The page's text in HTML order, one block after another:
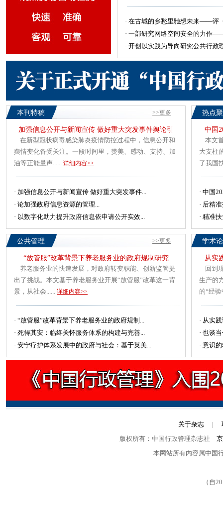
· 在古城的乡愁里驰想未来——评
· 一部研究网络空间安全的力作
· 开创以实践为导向研究公共行政
本刊特稿 >>更多
加强信息公开与新闻宣传 做好重大突发事件舆论引
在新型冠状病毒感染肺炎疫情防控过程中，信息公开和
舆情变化备受关注。一段时间里，赞美、感动、支持、加
油等正能量声...... 详细内容>>
· 加强信息公开与新闻宣传 做好重大突发事件...
· 论加强政府信息资源的管理...
· 以数字化助力提升政府信息依申请公开实效...
热点
中国
本文
大支柱
了我国
· 中国
· 后精
· 精准
公共管理 >>更多
“放管服”改革背景下养老服务业的政府规制研究
养老服务业的快速发展，对政府转变职能、创新监管提
出了挑战。本文基于养老服务业开展“放管服”改革这一背
景，从社会...... 详细内容>>
· “放管服”改革背景下养老服务业的政府规制...
· 死得其安：临终关怀服务体系的构建与完善...
· 安宁疗护体系发展中的政府与社会：基于英美...
学术
从实
回到
生产的
的“经
· 从实
· 也谈
· 意识
关于杂志 |
版权所有：中国行政管理杂志社
本网站所有内容属中国
（自